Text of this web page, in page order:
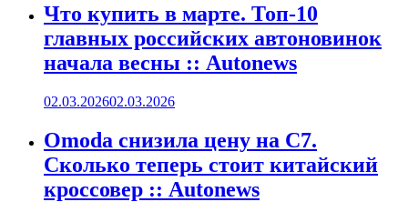
Что купить в марте. Топ-10
главных российских автоновинок
начала весны :: Autonews
02.03.202602.03.2026
Omoda снизила цену на C7.
Сколько теперь стоит китайский
кроссовер :: Autonews